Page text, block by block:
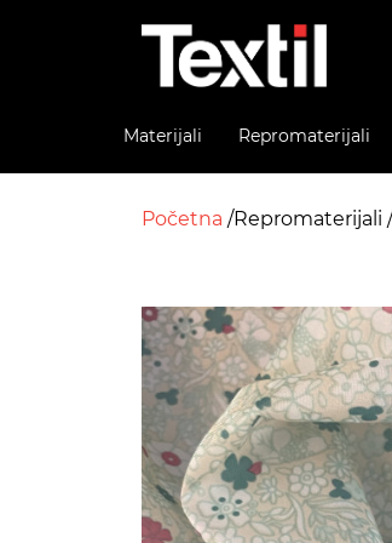
Materijali Repromaterijali
Početna Repromaterijali